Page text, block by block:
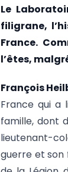
Le
filigrane,
France.
l’êtes,
François
France qui a
famille, dont
lieutenant-
guerre et son